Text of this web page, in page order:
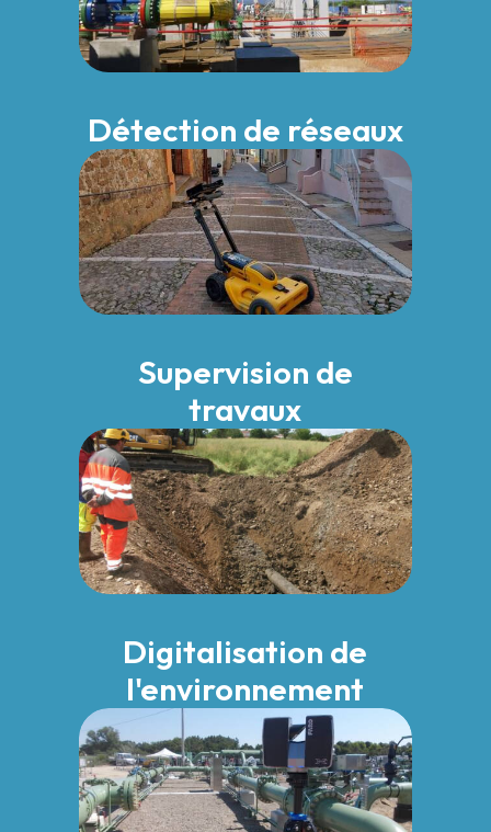
Détection de réseaux
Supervision de
travaux
Digitalisation de
l'environnement